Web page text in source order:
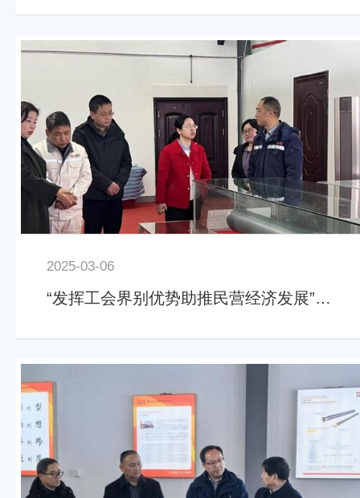
2025-03-06
“发挥工会界别优势助推民营经济发展”市政协工会专题调研火炬安泰